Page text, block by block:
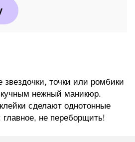
точки или ромбики
нежный маникюр.
сделают однотонные
главное, не переборщить!